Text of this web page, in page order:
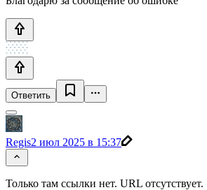
Ответить
Regis2 июл 2025 в 15:37
Только там ссылки нет. URL отсутствует.